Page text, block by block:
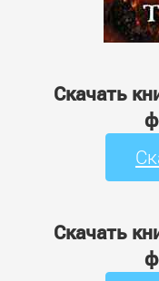
Скачать
Скачать